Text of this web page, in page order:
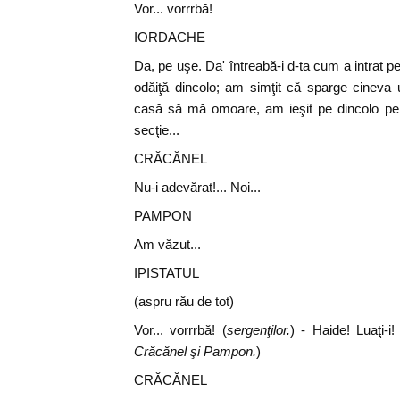
Vor... vorrrbă!
IORDACHE
Da, pe uşe. Da' întreabă-i d-ta cum a intrat
odăiţă dincolo; am simţit că sparge
casă să mă omoare, am ieşit pe dincolo
secţie...
CRĂCĂNEL
Nu-i adevărat!... Noi...
PAMPON
Am văzut...
IPISTATUL
(aspru rău de tot)
Vor... vorrrbă! (sergenţilor.) - Haide! Luaţi-
Crăcănel şi Pampon.)
CRĂCĂNEL